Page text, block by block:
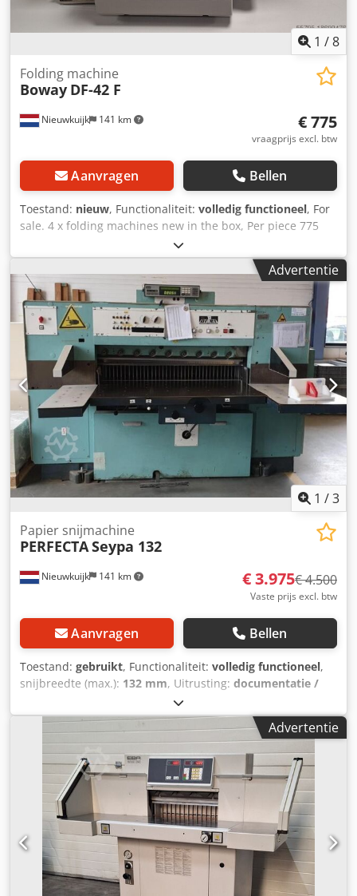
1 /8
Nieuwkuijk 141 km
Folding machine
Boway DF-42 F
€ 775
vraagprijs excl. btw
Aanvragen Bellen
Toestand: nieuw, Functionaliteit: volledig functioneel, For
sale. 4 x folding machines new in the box, Per piece 775
euro. A3 Desktop paper folding machine. Brand Boway
type DF-42 F. Capacity 500 sheetfeed tray,125 sheets per
minute, for letter zig-zag,gate, double parallel,fold-out.
Digital counter display 220 volt Of course you are welcome
to test this machine with us. We can arrange the
transport/packaging for you and load it into a truck or
container. Ask for a price including transport (location the
Netherlands). Chsdpsv Izhyefx Ahtsa If you would like to
purchase that machine now? Please send your company
details and your VAT number. We will then send you a
Proforma invoice. Regards Henk Hoos.
Advertentie
1 /3
Nieuwkuijk 141 km
Papier snijmachine
PERFECTASeypa 132
€ 3.975€ 4.500
Vaste prijs excl. btw
Aanvragen Bellen
Toestand: gebruikt, Functionaliteit: volledig functioneel,
snijbreedte (max.): 132 mm, Uitrusting: documentatie /
, For sale paper cutting machine. Brand
Perfecta Seypa 132. With Gergek computer type System six
plus and security eyes from Sick. Chjdezar Avopfx Ahtea
Air table. 3 extra knives complete with all manuals. Of
course you are welcome to test this machine with us. We
can arrange the transport/packaging for you and load it
into a truck or container. Ask for a price including
transport (location the Netherlands). If you would like to
purchase that machine now? Please send your company
details and your VAT number. We will then send you a
Proforma invoice. Regards Henk Hoos.
Advertentie